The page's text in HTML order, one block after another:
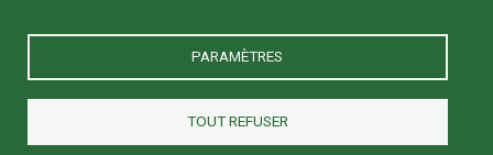
PARAMÈTRES
TOUT REFUSER
bienfaisance - N° SIRET 390 364 776 00034 - ©Agrisud International 2022 -